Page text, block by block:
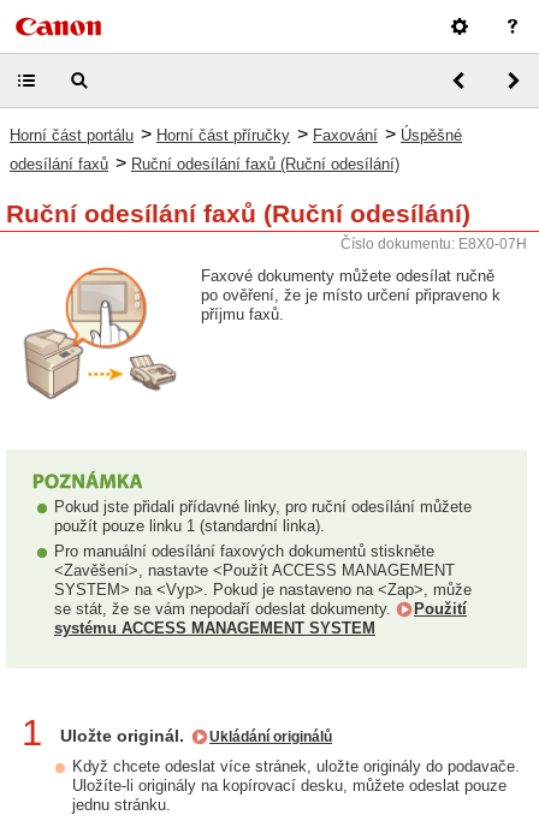
Horní část portálu > Horní část příručky > Faxování > Úspěšné
odesílání faxů > Ruční odesílání faxů (Ruční odesílání)
Ruční odesílání faxů (Ruční odesílání)
Číslo dokumentu: E8X0-07H
Faxové dokumenty můžete odesílat ručně
po ověření, že je místo určení připraveno k
příjmu faxů.
Pokud jste přidali přídavné linky, pro ruční odesílání můžete
použít pouze linku 1 (standardní linka).
Pro manuální odesílání faxových dokumentů stiskněte
<Zavěšení>, nastavte <Použít ACCESS MANAGEMENT
SYSTEM> na <Vyp>. Pokud je nastaveno na <Zap>, může
se stát, že se vám nepodaří odeslat dokumenty.
Použití
systému ACCESS MANAGEMENT SYSTEM
1 Uložte originál. Ukládání originálů
Když chcete odeslat více stránek, uložte originály do podavače.
Uložíte-li originály na kopírovací desku, můžete odeslat pouze
jednu stránku.